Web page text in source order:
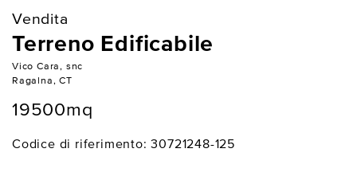
Vendita
Terreno Edificabile
Vico Cara, snc
Ragalna, CT
19500mq
Codice di riferimento: 30721248-125